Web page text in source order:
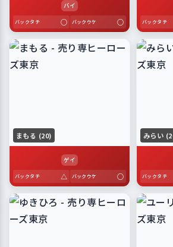
バイ
バックタチ ○ バックウケ ○ バックタチ
まもる (20)
ゲイ
バックタチ △ バックウケ ○
みらい
バックタチ